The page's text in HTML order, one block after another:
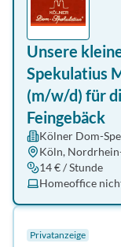
Unsere
Spekulatius
(m/w/d) für
Feingebäck
Kölner Dom-
Köln,
14 € / Stunde
Homeoffice
Privatanzeige